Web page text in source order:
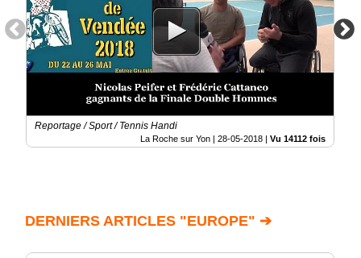
Reportage / Sport / Tennis Handi
La Roche sur Yon | 28-05-2018 | Vu 14112 fois
DERNIERS ARTICLES "EUROPE" ➔